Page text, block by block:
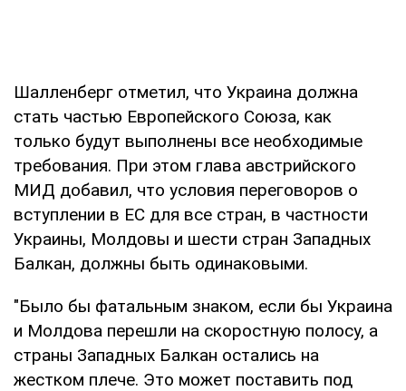
Шалленберг отметил, что Украина должна
стать частью Европейского Союза, как
только будут выполнены все необходимые
требования. При этом глава австрийского
МИД добавил, что условия переговоров о
вступлении в ЕС для все стран, в частности
Украины, Молдовы и шести стран Западных
Балкан, должны быть одинаковыми.
"Было бы фатальным знаком, если бы Украина
и Молдова перешли на скоростную полосу, а
страны Западных Балкан остались на
жестком плече. Это может поставить под